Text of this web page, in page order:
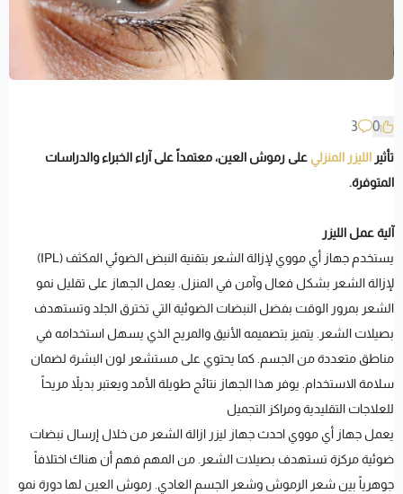
0
3
تأثير الليزر المنزلي على رموش العين، معتمداً على آراء الخبراء والدراسات
المتوفرة.
آلية عمل الليزر
يستخدم جهاز أي مووي لإزالة الشعر بتقنية النبض الضوئي المكثف (IPL)
لإزالة الشعر بشكل فعال وآمن في المنزل. يعمل الجهاز على تقليل نمو
الشعر بمرور الوقت بفضل النبضات الضوئية التي تخترق الجلد وتستهدف
بصيلات الشعر. يتميز بتصميمه الأنيق والمريح الذي يسهل استخدامه في
مناطق متعددة من الجسم. كما يحتوي على مستشعر لون البشرة لضمان
سلامة الاستخدام. يوفر هذا الجهاز نتائج طويلة الأمد ويعتبر بديلاً مريحاً
للعلاجات التقليدية ومراكز التجميل
يعمل جهاز أي مووي احدث جهاز ليزر ازالة الشعر من خلال إرسال نبضات
ضوئية مركزة تستهدف بصيلات الشعر. من المهم فهم أن هناك اختلافاً
جوهرياً بين شعر الرموش وشعر الجسم العادي. رموش العين لها دورة نمو